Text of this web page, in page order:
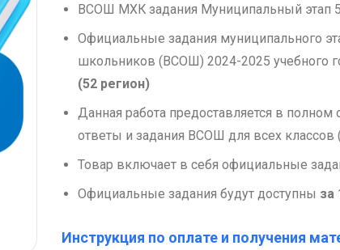
ВСОШ МХК задания Муниципальный этап
Официальные задания муниципального
школьников (ВСОШ) 2024-2025 учебного
(52 регион)
Данная работа предоставляется в
ответы и задания ВСОШ для всех классов
Товар включает в себя официальные
Официальные задания будут доступны за
Инструкция по оплате и получения